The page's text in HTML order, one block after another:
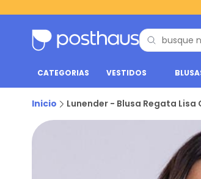
CATEGORIAS VESTIDOS
Inicio Lunender - Blusa Regata